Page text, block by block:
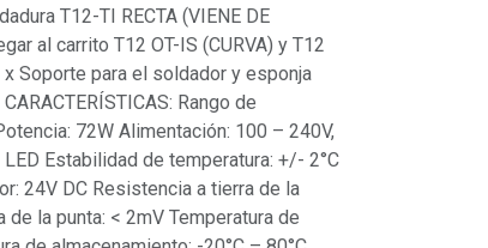
T12-TI RECTA (VIENE DE
al carrito T12 OT-IS (CURVA) y T12
Soporte para el soldador y esponja
Rango de
72W Alimentación: 100 – 240V,
Estabilidad de temperatura: +/- 2°C
24V DC Resistencia a tierra de la
de la punta: < 2mV Temperatura de